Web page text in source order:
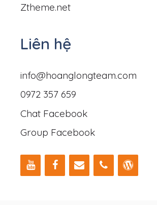
Ztheme.net
Liên hệ
info@hoanglongteam.com
0972 357 659
Chat Facebook
Group Facebook